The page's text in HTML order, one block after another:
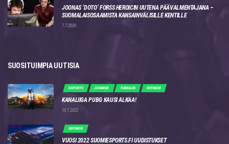
JOONAS ‘DOTO’ FORSS HEROICIN UUTENA PÄÄVALMENTAJANA –
SUOMALAISOSAAMISTA KANSAINVÄLISILLE KENTILLE
7.7.2026
SUOSITUIMPIA UUTISIA
ESPORTS JOUKKUE TURNAUS UUTINEN
KANALIIGA PUBG KAUSI ALKAA!
10.1.2022
UUTINEN
VUOSI 2022 SUOMIESPORTS.FI UUDISTUKSET